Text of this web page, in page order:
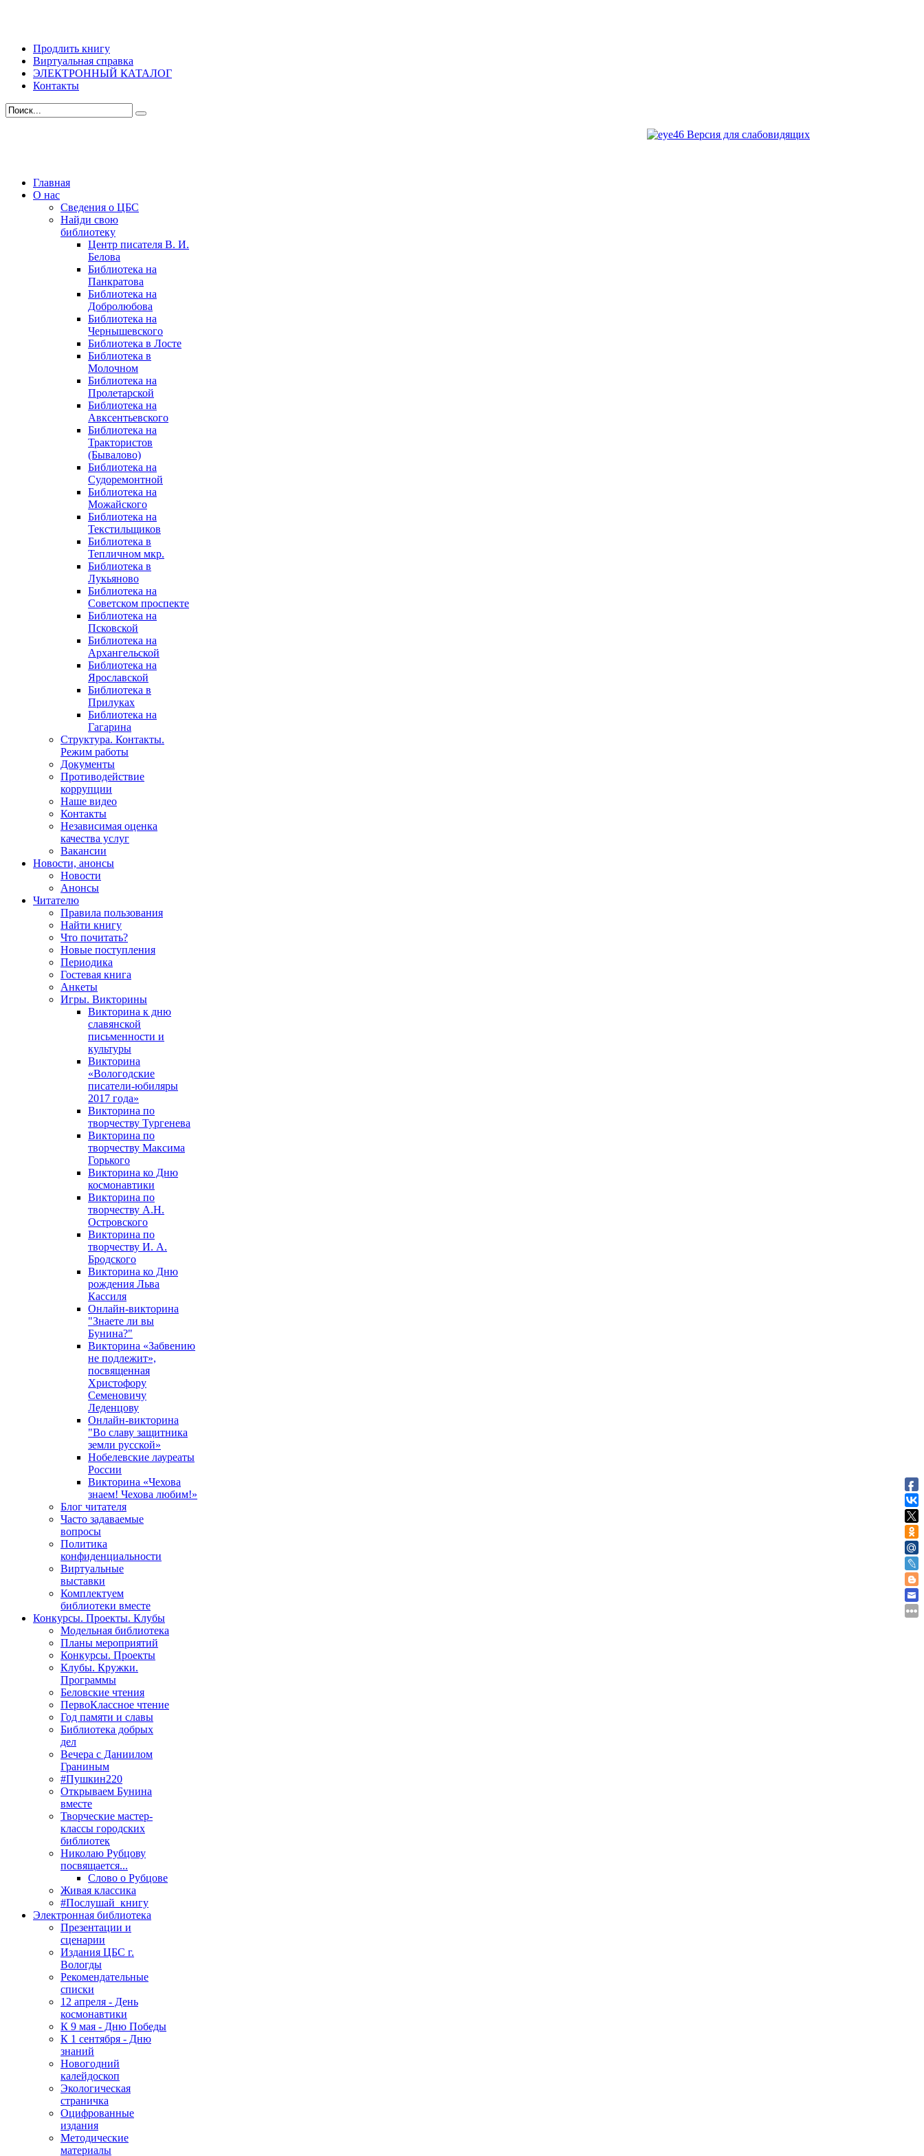
Продлить книгу
Виртуальная справка
ЭЛЕКТРОННЫЙ КАТАЛОГ
Контакты
Версия для слабовидящих
Главная
О нас
Сведения о ЦБС
Найди свою
библиотеку
Центр писателя В. И.
Белова
Библиотека на
Панкратова
Библиотека на
Добролюбова
Библиотека на
Чернышевского
Библиотека в Лосте
Библиотека в
Молочном
Библиотека на
Пролетарской
Библиотека на
Авксентьевского
Библиотека на
Трактористов
(Бывалово)
Библиотека на
Судоремонтной
Библиотека на
Можайского
Библиотека на
Текстильщиков
Библиотека в
Тепличном мкр.
Библиотека в
Лукьяново
Библиотека на
Советском проспекте
Библиотека на
Псковской
Библиотека на
Архангельской
Библиотека на
Ярославской
Библиотека в
Прилуках
Библиотека на
Гагарина
Структура. Контакты.
Режим работы
Документы
Противодействие
коррупции
Наше видео
Контакты
Независимая оценка
качества услуг
Вакансии
Новости, анонсы
Новости
Анонсы
Читателю
Правила пользования
Найти книгу
Что почитать?
Новые поступления
Периодика
Гостевая книга
Анкеты
Игры. Викторины
Викторина к дню
славянской
письменности и
культуры
Викторина
«Вологодские
писатели-юбиляры
2017 года»
Викторина по
творчеству Тургенева
Викторина по
творчеству Максима
Горького
Викторина ко Дню
космонавтики
Викторина по
творчеству А.Н.
Островского
Викторина по
творчеству И. А.
Бродского
Викторина ко Дню
рождения Льва
Кассиля
Онлайн-викторина
"Знаете ли вы
Бунина?"
Викторина «Забвению
не подлежит»,
посвященная
Христофору
Семеновичу
Леденцову
Онлайн-викторина
"Во славу защитника
земли русской»
Нобелевские лауреаты
России
Викторина «Чехова
знаем! Чехова любим!»
Блог читателя
Часто задаваемые
вопросы
Политика
конфиденциальности
Виртуальные
выставки
Комплектуем
библиотеки вместе
Конкурсы. Проекты. Клубы
Модельная библиотека
Планы мероприятий
Конкурсы. Проекты
Клубы. Кружки.
Программы
Беловские чтения
ПервоКлассное чтение
Год памяти и славы
Библиотека добрых
дел
Вечера с Даниилом
Граниным
#Пушкин220
Открываем Бунина
вместе
Творческие мастер-
классы городских
библиотек
Николаю Рубцову
посвящается...
Слово о Рубцове
Живая классика
#Послушай_книгу
Электронная библиотека
Презентации и
сценарии
Издания ЦБС г.
Вологды
Рекомендательные
списки
12 апреля - День
космонавтики
К 9 мая - Дню Победы
К 1 сентября - Дню
знаний
Новогодний
калейдоскоп
Экологическая
страничка
Оцифрованные
издания
Методические
материалы